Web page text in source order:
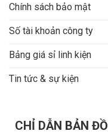
Chính sách bảo mật
Số tài khoản công ty
Bảng giá sỉ linh kiện
Tin tức & sự kiện
CHỈ DẪN BẢN ĐỒ